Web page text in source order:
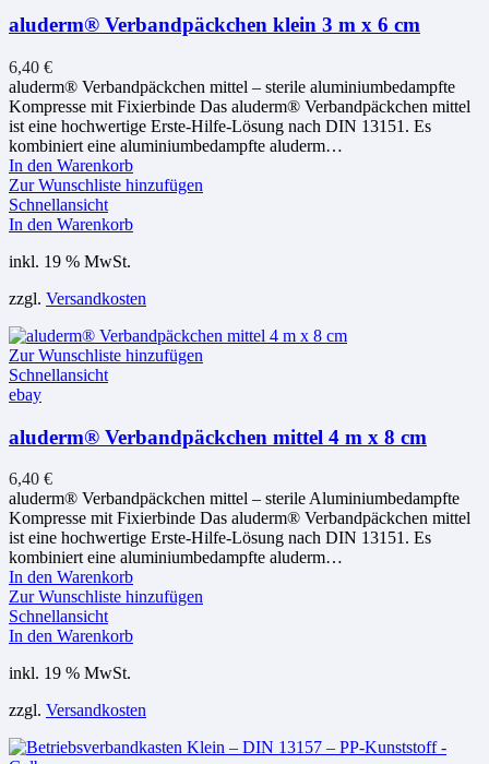
aluderm® Verbandpäckchen klein 3 m x 6 cm
6,40 €
aluderm® Verbandpäckchen mittel – sterile aluminiumbedampfte
Kompresse mit Fixierbinde Das aluderm® Verbandpäckchen mittel
ist eine hochwertige Erste-Hilfe-Lösung nach DIN 13151. Es
kombiniert eine aluminiumbedampfte aluderm…
In den Warenkorb
Zur Wunschliste hinzufügen
Schnellansicht
In den Warenkorb
inkl. 19 % MwSt.
zzgl. Versandkosten
Zur Wunschliste hinzufügen
Schnellansicht
ebay
aluderm® Verbandpäckchen mittel 4 m x 8 cm
6,40 €
aluderm® Verbandpäckchen mittel – sterile Aluminiumbedampfte
Kompresse mit Fixierbinde Das aluderm® Verbandpäckchen mittel
ist eine hochwertige Erste-Hilfe-Lösung nach DIN 13151. Es
kombiniert eine aluminiumbedampfte aluderm…
In den Warenkorb
Zur Wunschliste hinzufügen
Schnellansicht
In den Warenkorb
inkl. 19 % MwSt.
zzgl. Versandkosten